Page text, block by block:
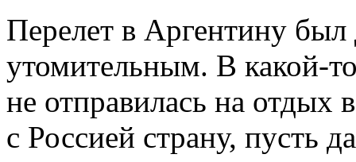
Перелет в Аргентину
утомительным. В какой-
не отправилась на
с Россией страну, пусть